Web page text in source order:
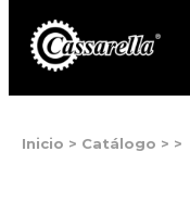
Inicio > Catálogo > >